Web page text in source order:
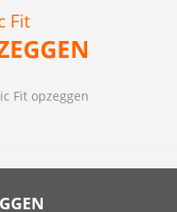
Fit opzeggen